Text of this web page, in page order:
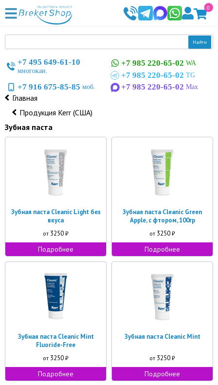
0
Найти
+7 495 649-61-10
многокан.
+7 916 675-85-85 моб.
+7 985 220-65-02 WA
+7 985 220-65-02 TG
+7 985 220-65-02 Max
Главная
Продукция Kerr (США)
Зубная паста
Зубная паста Cleanic Light без
вкуса
от 3250 ₽
Подробнее
Зубная паста Cleanic Green
Apple, с фтором, 100гр
от 3250 ₽
Подробнее
Зубная паста Cleanic Mint
Fluoride-Free
от 3250 ₽
Подробнее
Зубная паста Cleanic Mint
от 3250 ₽
Подробнее